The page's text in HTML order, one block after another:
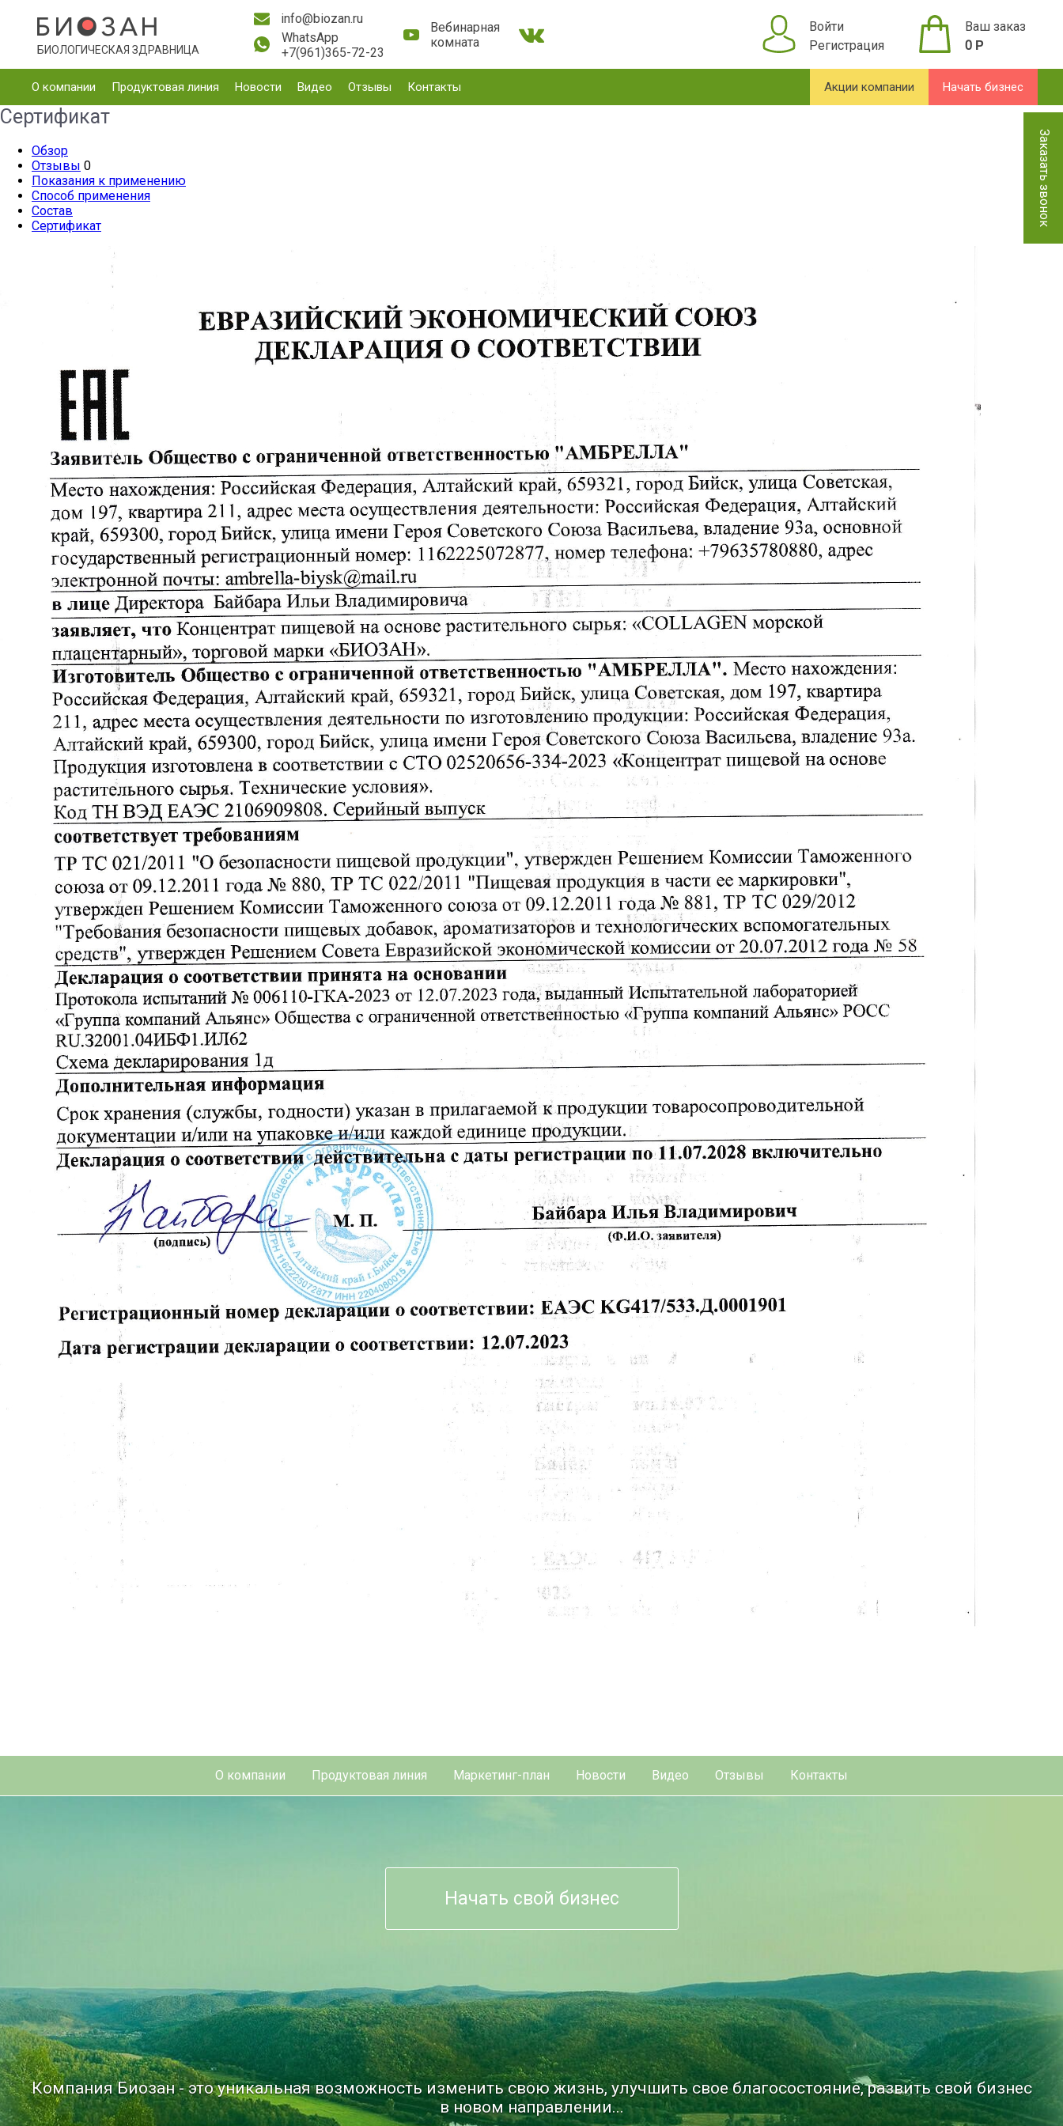
БИОЛОГИЧЕСКАЯ ЗДРАВНИЦА
info@biozan.ru
WhatsApp
+7(961)365-72-23
Вебинарная
комната
Ваш заказ
0 Р
Войти
Регистрация
О компании Продуктовая линия Новости Видео Отзывы Контакты Начать бизнес
Акции компании
Заказать звонок
Сертификат
Обзор
Отзывы 0
Показания к применению
Способ применения
Состав
Сертификат
О компании Продуктовая линия Маркетинг-план Новости Видео Отзывы Контакты
Начать свой бизнес
Компания Биозан - это уникальная возможность изменить свою жизнь, улучшить свое благосостояние, развить свой бизнес
в новом направлении...